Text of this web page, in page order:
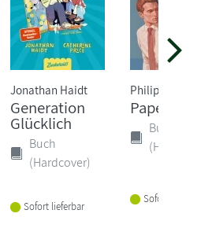
Jonathan Haidt
Generation
Glücklich
Buch
(Hardcover)
Sofort lieferbar
Philipp
Buch
Sofort